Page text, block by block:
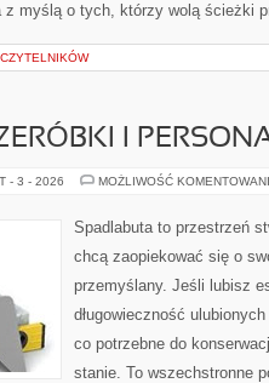
z myślą o tych, którzy wolą ścieżki
I
- 3 - 2026 MOŻLIWOŚĆ
Spadlabuta to przestrzeń
chcą zaopiekować się o
przemyślany. Jeśli lubisz
długowieczność
co potrzebne do
stanie. To wszechstronne